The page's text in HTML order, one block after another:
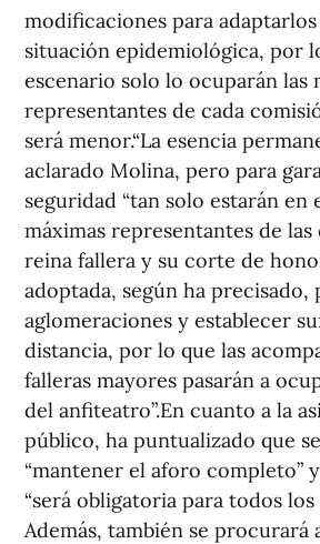
modificaciones para
situación epidemiológica, por
escenario solo lo ocuparán las
representantes de cada
será menor.“La esencia
aclarado Molina, pero para
seguridad “tan solo estarán en
máximas representantes de
reina fallera y su corte de
adoptada, según ha precisado,
aglomeraciones y establecer
distancia, por lo que las
falleras mayores pasarán a
del anfiteatro”.En cuanto a la
público, ha puntualizado que
“mantener el aforo completo”
“será obligatoria para todos los
Además, también se procurará